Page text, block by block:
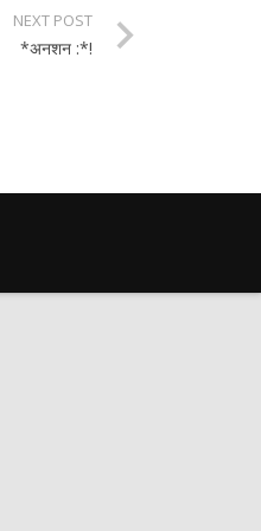
NEXT POST
*अनशन :*!